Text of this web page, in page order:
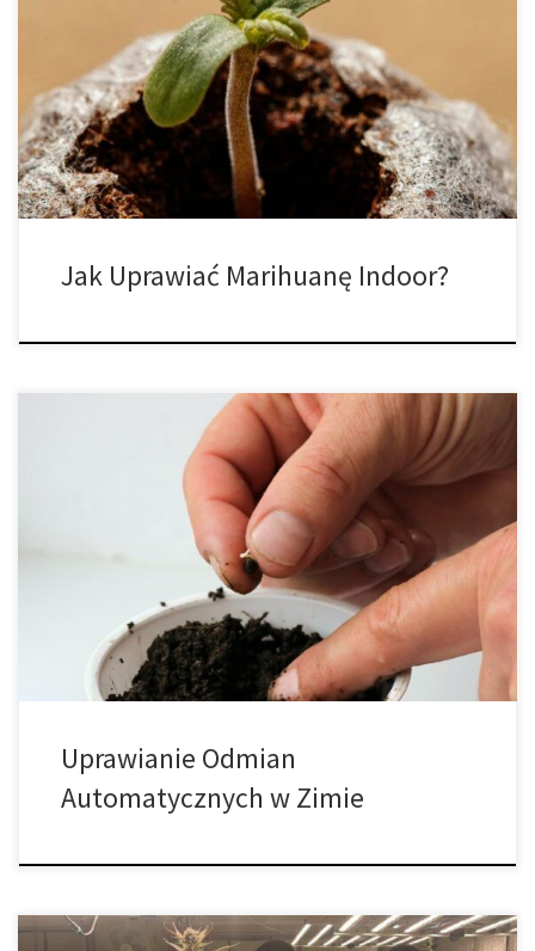
mamy dla ciebie informacje dotyczące uprawy marihuany indoor.
1. Odpowiednia konfiguracja pokoju do uprawy. W tym celu
potrzebne będzie odpowiednie miejsce! Może to być pokój
gościnny, garaż lub piwnica. Pamiętaj, że niektóre kraje wymagają,
aby rośliny konopi były uprawiane w miejscu niewidocznym […]
Jak Uprawiać Marihuanę Indoor?
Konopie były jedną z pierwszych roślin uprawianych przez
człowieka. Rosną dobrze w każdym klimacie, ale także radzą
sobie w ekstremalnych temperaturach. Jeśli chcesz uprawiać
konopie indyjskie, które dostosowują się do zmiennych
temperatur, Twoim pierwszym wyborem muszą być odmiany
automatycznie kwitnące. Wiele osób chce wiedzieć, czy rośliny
automatycznie kwitnące mogą rosnąć […]
Uprawianie Odmian
Automatycznych w Zimie